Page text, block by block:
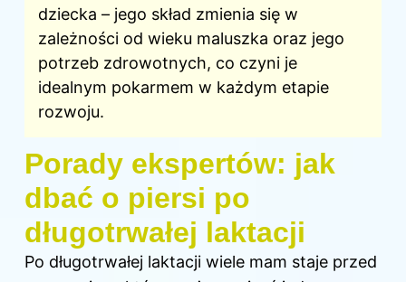
dziecka – jego skład zmienia się w
zależności od wieku maluszka oraz jego
potrzeb zdrowotnych, co czyni je
idealnym pokarmem w każdym etapie
rozwoju.
Porady ekspertów: jak
dbać o piersi po
długotrwałej laktacji
Po długotrwałej laktacji wiele mam staje przed